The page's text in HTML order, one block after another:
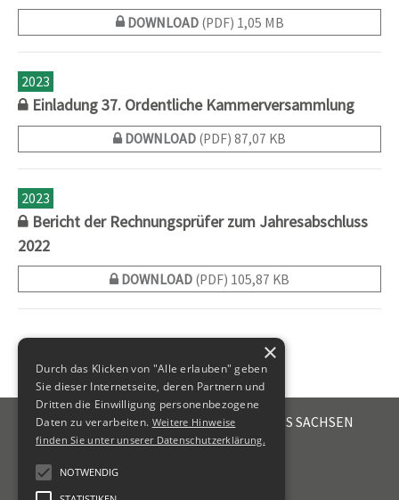
DOWNLOAD (PDF) 1,05 MB
2023
Einladung 37. Ordentliche Kammerversammlung
DOWNLOAD (PDF) 87,07 KB
2023
Bericht der Rechnungsprüfer zum Jahresabschluss
2022
DOWNLOAD (PDF) 105,87 KB
STEUERBERATERKAMMER DES FREISTAATES SACHSEN
Emil-Fuchs-Str. 2
+49 341 56336-0
×
Durch das Klicken von "Alle erlauben" geben
Sie dieser Internetseite, deren Partnern und
Dritten die Einwilligung personenbezogene
Daten zu verarbeiten. Weitere Hinweise
finden Sie unter unserer Datenschutzerklärung.
NOTWENDIG